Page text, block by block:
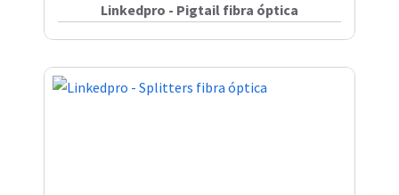
Linkedpro - Pigtail fibra óptica